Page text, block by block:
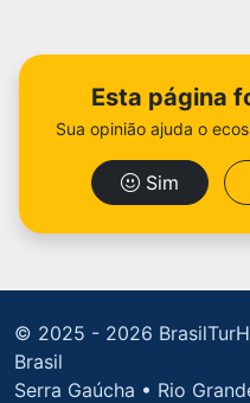
Esta página
Sua opinião ajuda o
Sim
© 2025 - 2026
Brasil
Serra Gaúcha • Rio